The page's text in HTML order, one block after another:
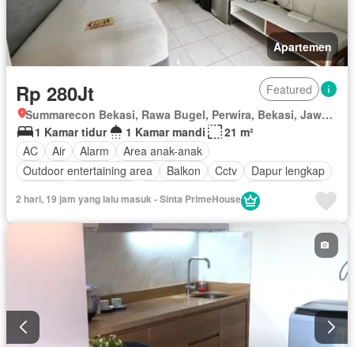
Apartemen
Rp 280Jt
Featured
Summarecon Bekasi, Rawa Bugel, Perwira, Bekasi, Jawa Barat
1 Kamar tidur
1 Kamar mandi
21 m²
AC
Air Alarm
Area anak-anak
Outdoor entertaining area
Balkon Cctv
Dapur lengkap
Kolam renang
Lemari pakaian bawaan
Secure parking
Ruang layanan
Teras Wifi Berperabot lengkap
2 hari, 19 jam yang lalu masuk - Sinta PrimeHouse